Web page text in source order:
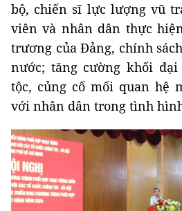
bộ, chiến sĩ lực lượng vũ
viên và nhân dân thực
trương của Đảng, chính
nước; tăng cường khối
tộc, củng cố mối quan hệ
với nhân dân trong tình